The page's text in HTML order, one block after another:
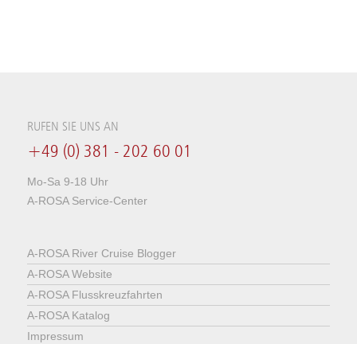
RUFEN SIE UNS AN
+49 (0) 381 - 202 60 01
Mo-Sa 9-18 Uhr
A-ROSA Service-Center
A-ROSA River Cruise Blogger
A-ROSA Website
A-ROSA Flusskreuzfahrten
A-ROSA Katalog
Impressum